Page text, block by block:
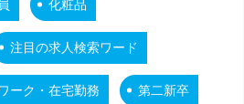
化粧品
注目の求人検索ワード
ーク・在宅勤務 第二新卒